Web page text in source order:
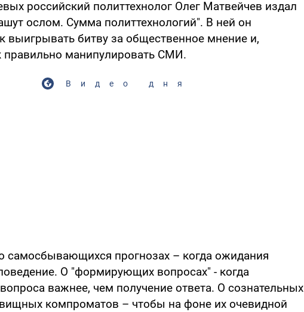
российский политтехнолог Олег Матвейчев издал
ослом. Сумма политтехнологий". В ней он
выигрывать битву за общественное мнение и,
правильно манипулировать СМИ.
Видео дня
самосбывающихся прогнозах – когда ожидания
О "формирующих вопросах" - когда
важнее, чем получение ответа. О сознательных
компроматов – чтобы на фоне их очевидной